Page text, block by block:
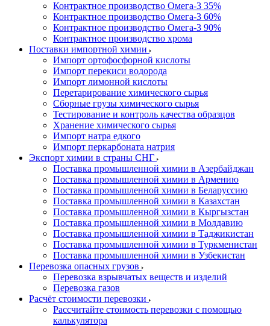
Контрактное производство Омега-3 35%
Контрактное производство Омега-3 60%
Контрактное производство Омега-3 90%
Контрактное производство хрома
Поставки импортной химии
Импорт ортофосфорной кислоты
Импорт перекиси водорода
Импорт лимонной кислоты
Перетарирование химического сырья
Сборные грузы химического сырья
Тестирование и контроль качества образцов
Хранение химического сырья
Импорт натра едкого
Импорт перкарбоната натрия
Экспорт химии в страны СНГ
Поставка промышленной химии в Азербайджан
Поставка промышленной химии в Армению
Поставка промышленной химии в Беларуссию
Поставка промышленной химии в Казахстан
Поставка промышленной химии в Кыргызстан
Поставка промышленной химии в Молдавию
Поставка промышленной химии в Таджикистан
Поставка промышленной химии в Туркменистан
Поставка промышленной химии в Узбекистан
Перевозка опасных грузов
Перевозка взрывчатых веществ и изделий
Перевозка газов
Расчёт стоимости перевозки
Рассчитайте стоимость перевозки с помощью
калькулятора